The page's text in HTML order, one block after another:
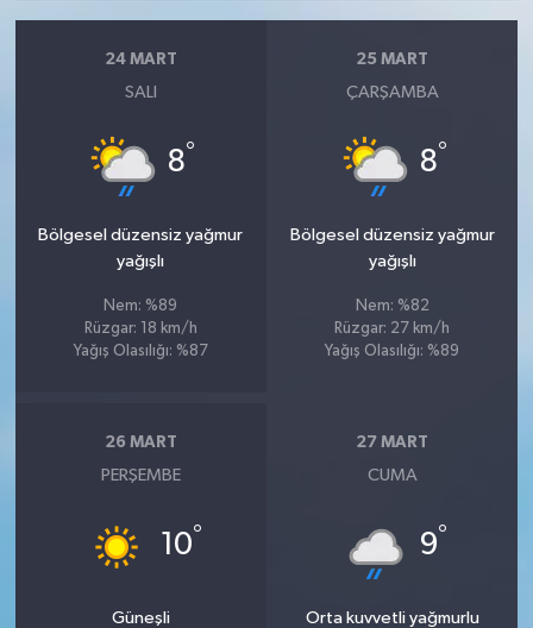
24 MART
SALI
8°
Bölgesel düzensiz yağmur
yağışlı
Nem: %89
Rüzgar: 18 km/h
Yağış Olasılığı: %87
25 MART
ÇARŞAMBA
8°
Bölgesel düzensiz yağmur
yağışlı
Nem: %82
Rüzgar: 27 km/h
Yağış Olasılığı: %89
26 MART
PERŞEMBE
10°
Güneşli
27 MART
CUMA
9°
Orta kuvvetli yağmurlu